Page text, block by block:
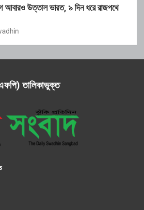
আবারও উত্তাল ভারত, ৯ দিন ধরে রাজপথে
তালিকাভুক্ত